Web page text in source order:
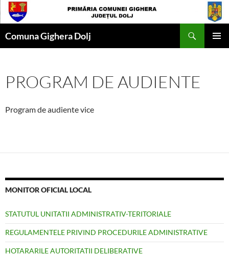
Skip
to
Comuna Gighera Dolj
PROGRAM DE AUDIENTE
Program de audiente vice
MONITOR OFICIAL LOCAL
STATUTUL UNITATII ADMINISTRATIV-TERITORIALE
REGULAMENTELE PRIVIND PROCEDURILE ADMINISTRATIVE
HOTARARILE AUTORITATII DELIBERATIVE